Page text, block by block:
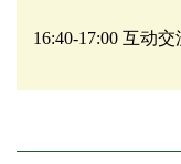
16:40-17:00 互动交